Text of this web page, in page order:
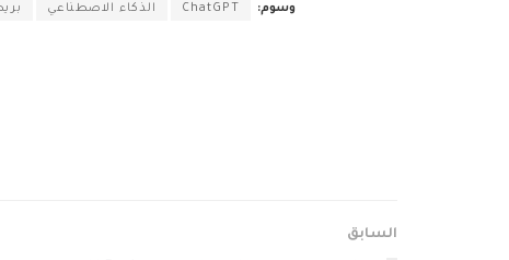
وسوم: ChatGPT الذكاء الاصطناعي
السابق